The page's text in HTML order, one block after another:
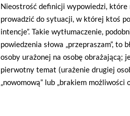
Nieostrość definicji wypowiedzi, które
prowadzić do sytuacji, w której ktoś
intencje”. Takie wytłumaczenie,
powiedzenia słowa „przepraszam”, to
osoby urażonej na osobę obrażającą;
pierwotny temat (urażenie drugiej
„nowomową” lub „brakiem